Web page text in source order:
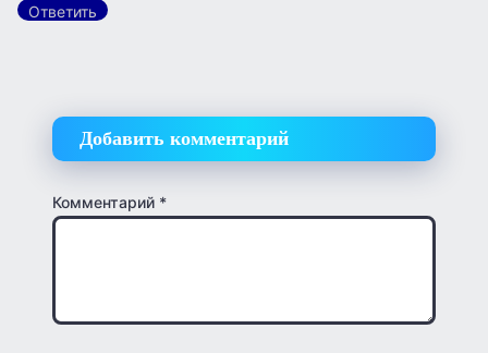
Ответить
Добавить комментарий
Комментарий *